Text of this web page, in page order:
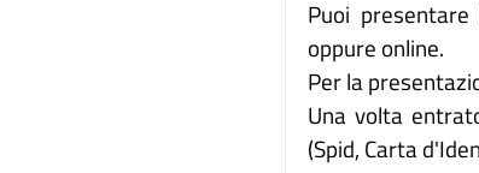
Puoi
oppure online.
Per la
Una volta
(Spid, Carta